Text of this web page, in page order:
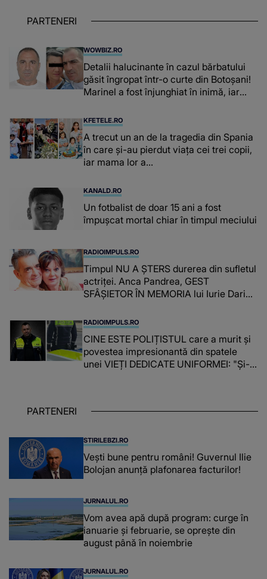
PARTENERI
WOWBIZ.RO
Detalii halucinante în cazul bărbatului
găsit îngropat într-o curte din Botoșani!
Marinel a fost înjunghiat în inimă, iar
suspecți
KFETELE.RO
A trecut un an de la tragedia din Spania
în care și-au pierdut viața cei trei copii,
iar mama lor a…
KANALD.RO
Un fotbalist de doar 15 ani a fost
împușcat mortal chiar în timpul meciului
RADIOIMPULS.RO
Timpul NU A ȘTERS durerea din sufletul
actriței. Anca Pandrea, GEST
SFÂȘIETOR ÎN MEMORIA lui Iurie Darie:
timpul parcă..."
RADIOIMPULS.RO
CINE ESTE POLIȚISTUL care a murit și
povestea impresionantă din spatele
unei VIEȚI DEDICATE UNIFORMEI: "Și-a
PARTENERI
STIRILEBZI.RO
Vești bune pentru români! Guvernul Ilie
Bolojan anunță plafonarea facturilor!
JURNALUL.RO
Vom avea apă după program: curge în
ianuarie și februarie, se oprește din
august până în noiembrie
JURNALUL.RO